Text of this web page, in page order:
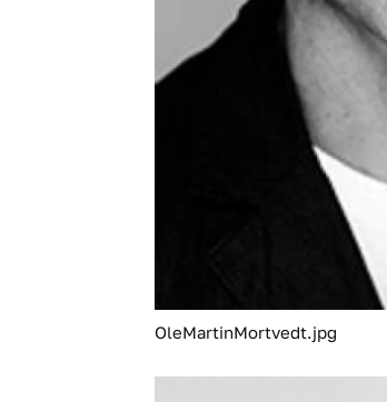
OleMartinMortvedt.jpg